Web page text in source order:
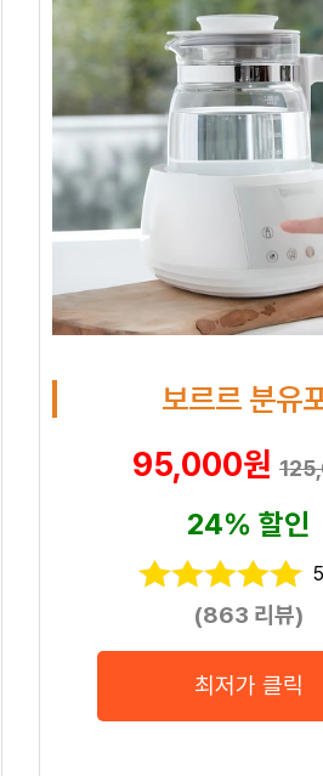
보르르 분유
95,000원
24% 할인
(863 리뷰)
최저가 클릭